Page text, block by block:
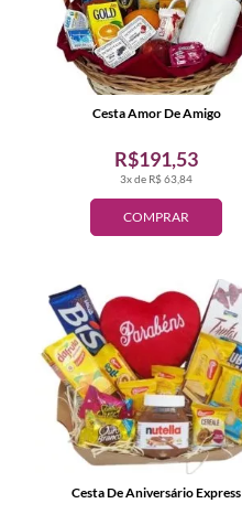
COMPRAR
3x de R$ 63,84
R$191,53
Cesta Amor De Amigo
Cesta De Aniversário Express